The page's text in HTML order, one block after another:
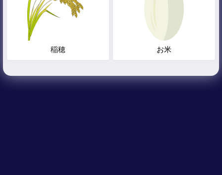
稲穂 お米